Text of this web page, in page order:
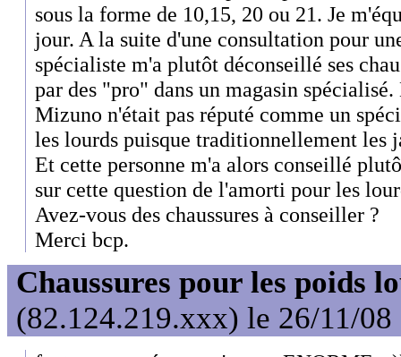
sous la forme de 10,15, 20 ou 21. Je
jour. A la suite d'une consultation pour
spécialiste m'a plutôt déconseillé ses
par des "pro" dans un magasin
Mizuno n'était pas réputé comme un
les lourds puisque traditionnellement les
Et cette personne m'a alors conseillé
sur cette question de l'amorti pour les
Avez-vous des chaussures à conseiller ?
Merci bcp.
Chaussures pour les poids
(82.124.219.xxx) le 26/11/08